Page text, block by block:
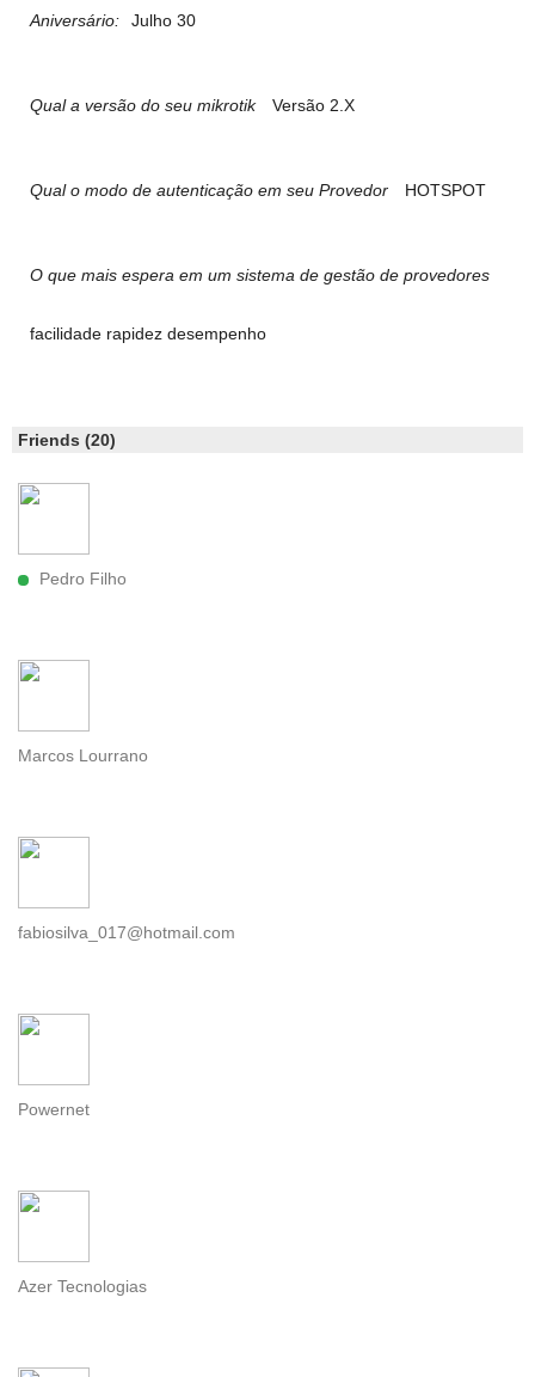
Aniversário: Julho 30
Qual a versão do seu mikrotik Versão 2.X
Qual o modo de autenticação em seu Provedor HOTSPOT
O que mais espera em um sistema de gestão de provedores
facilidade rapidez desempenho
Friends (20)
Pedro Filho
Marcos Lourrano
fabiosilva_017@hotmail.com
Powernet
Azer Tecnologias